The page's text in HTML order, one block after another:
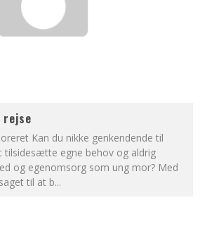
rejse
Kan du nikke genkendende til
tilsidesætte egne behov og aldrig
og egenomsorg som ung mor? Med
til at b...